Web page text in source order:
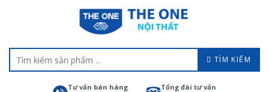
TÌM KIẾM
Tư vấn bán hàng Tổng đài tư vấn